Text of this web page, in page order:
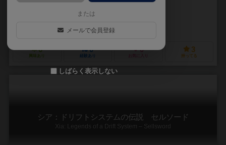
コーディ・ミラー（Cody Miller）
コーディ・ミラー（Cody Miller）
ファーオフゲームズ（Far Off Games）
6
興味あり
0
経験あり
0 3
持ってる
シア：ドリフトシステムの伝説 セルソード
Xia: Legends of a Drift System – Sellsword
または
メールで会員登録
しばらく表示しない